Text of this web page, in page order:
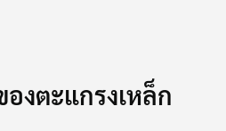
งตะแกรงเหล็ก